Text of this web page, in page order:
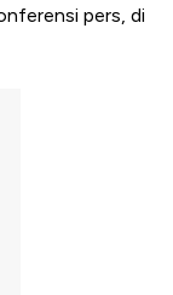
pers, di